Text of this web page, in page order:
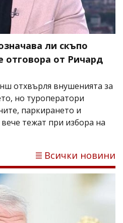
ли скъпо
от Ричард
отхвърля внушенията за
но туроператори
паркирането и
тежат при избора на
Всички новини